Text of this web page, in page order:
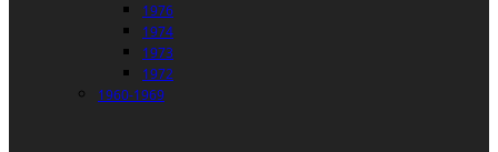
1976
1974
1973
1972
1960-1969